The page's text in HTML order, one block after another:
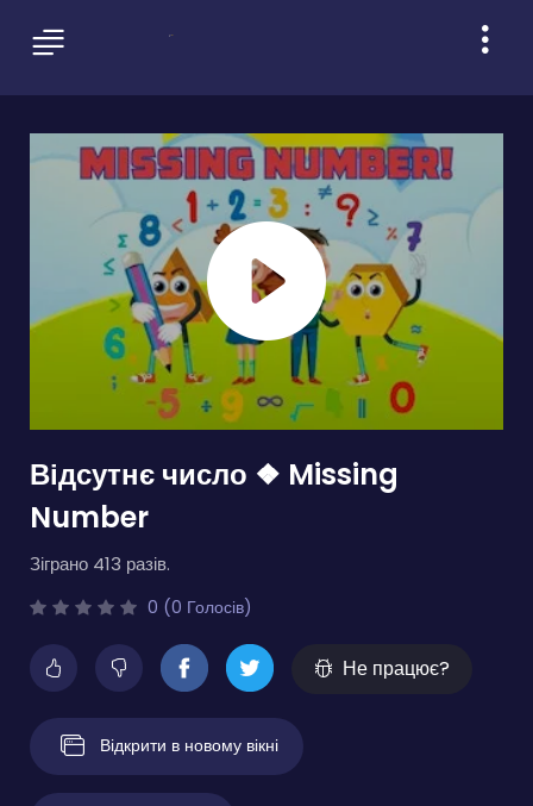
Відсутнє число ❖ Missing
Number
Зіграно 413 разів.
0 (0 Голосів)
Не працює?
Відкрити в новому вікні